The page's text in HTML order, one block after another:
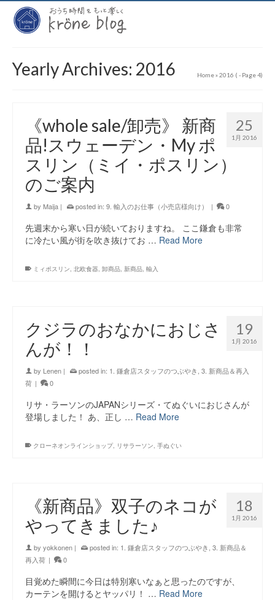
Yearly Archives: 2016 Home»2016 ( - Page 4)
25
1月 2016
《whole sale/卸売》 新商
品!スウェーデン・My ポ
スリン（ミイ・ポスリン）
のご案内
by Maija | posted in: 9. 輸入のお仕事（小売店様向け） | 0
先週末から寒い日が続いておりますね。 ここ鎌倉も非常
に冷たい風が街を吹き抜けてお … Read More
ミィポスリン, 北欧食器, 卸商品, 新商品, 輸入
19
1月 2016
クジラのおなかにおじさ
んが！！
by Lenen | posted in: 1. 鎌倉店スタッフのつぶやき 3. 新商品＆再入
荷 | 0
リサ・ラーソンのJAPANシリーズ・てぬぐいにおじさんが
登場しました！ あ、正し … Read More
クローネオンラインショップ, リサラーソン, 手ぬぐい
18
1月 2016
《新商品》双子のネコが
やってきました♪
by yokkonen | posted in: 1. 鎌倉店スタッフのつぶやき 3. 新商品＆
再入荷 | 0
目覚めた瞬間に今日は特別寒いなぁと思ったのですが、
カーテンを開けるとヤッパリ！ … Read More